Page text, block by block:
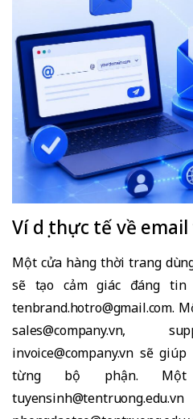
Ví dụ thực tế về
Một cửa hàng thời trang
sẽ tạo cảm giác đáng
tenbrand.hotro@gmail.com.
sales@company.vn,
invoice@company.vn sẽ
từng bộ phận.